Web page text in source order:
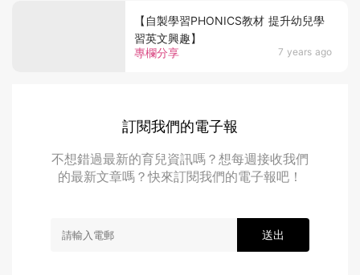
專欄分享 7 years ago
【自製學習PHONICS教材 提升幼兒學
習英文興趣】
訂閱我們的電子報
不想錯過最新的育兒資訊嗎？想每週接收我們
的最新文章嗎？快來訂閱我們的電子報吧！
送出